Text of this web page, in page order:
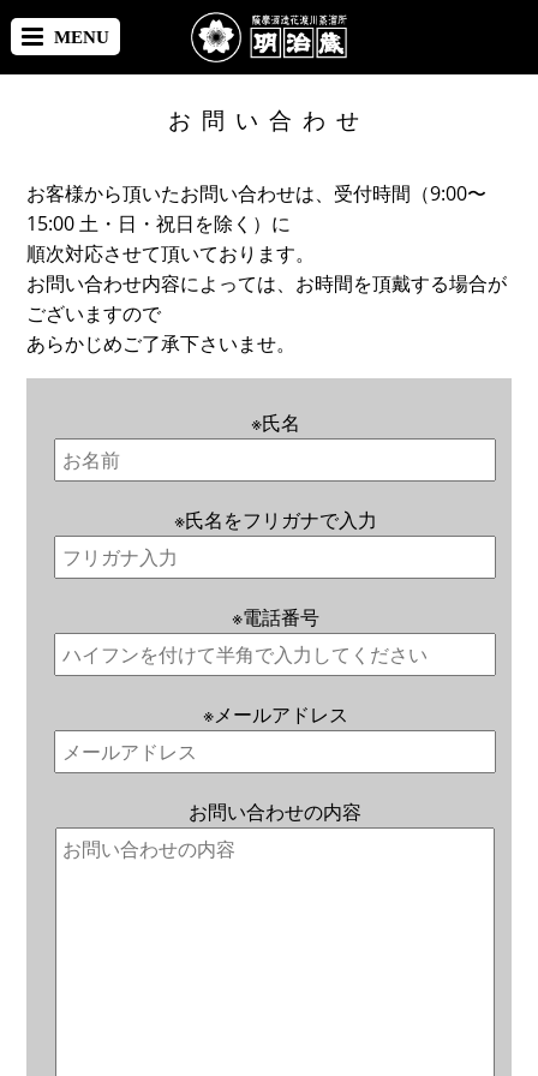
MENU
お問い合わせ
お客様から頂いたお問い合わせは、受付時間（9:00〜
15:00 土・日・祝日を除く）に
順次対応させて頂いております。
お問い合わせ内容によっては、お時間を頂戴する場合が
ございますので
あらかじめご了承下さいませ。
※氏名
※氏名をフリガナで入力
※電話番号
※メールアドレス
お問い合わせの内容